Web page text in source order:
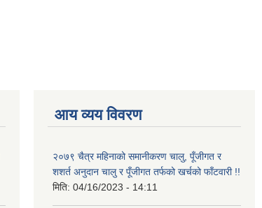
आय व्यय विवरण
२०७९ चैत्र महिनाको समानीकरण चालु, पूँजीगत र
शशर्त अनुदान चालु र पूँजीगत तर्फको खर्चको फाँटवारी !!
मिति: 04/16/2023 - 14:11